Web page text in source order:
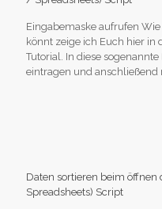
Eingabemaske aufrufen
könnt zeige ich Euch hier in
Tutorial. In diese
eintragen und anschließend
Daten sortieren beim öffnen
Spreadsheets) Script